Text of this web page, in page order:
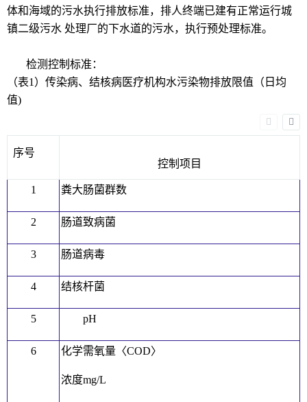
体和海域的污水执行排放标准，排人终端已建有正常运行城
镇二级污水 处理厂的下水道的污水，执行预处理标准。
检测控制标准：
（表1）传染病、结核病医疗机构水污染物排放限值（日均
值)
序号
控制项目
1 粪大肠菌群数
2 肠道致病菌
3 肠道病毒
4 结核杆菌
5 pH
6 化学需氧量〈COD〉
浓度mg/L